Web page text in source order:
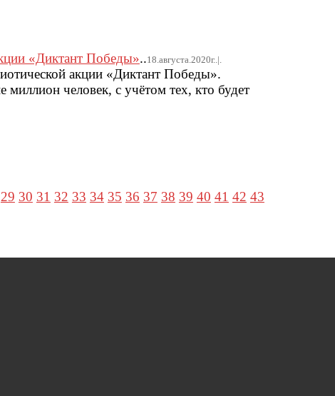
«Диктант Победы»..18.августа.2020г..|.
акции «Диктант Победы».
человек, с учётом тех, кто будет
29 30 31 32 33 34 35 36 37 38 39 40 41 42 43